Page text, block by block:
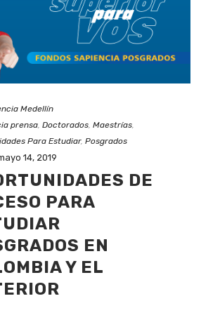
Medellín
prensa Doctorados Maestrías
Para Estudiar, Posgrados
14, 2019
DE
PARA
EN
Y EL